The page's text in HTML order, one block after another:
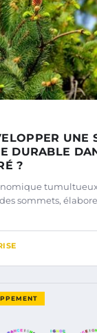
UNE
DURABLE
?
sommets,